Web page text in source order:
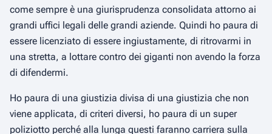
come sempre è una giurisprudenza consolidata attorno ai
grandi uffici legali delle grandi aziende. Quindi ho paura di
essere licenziato di essere ingiustamente, di ritrovarmi in
una stretta, a lottare contro dei giganti non avendo la forza
di difendermi.
Ho paura di una giustizia divisa di una giustizia che non
viene applicata, di criteri diversi, ho paura di un super
poliziotto perché alla lunga questi faranno carriera sulla